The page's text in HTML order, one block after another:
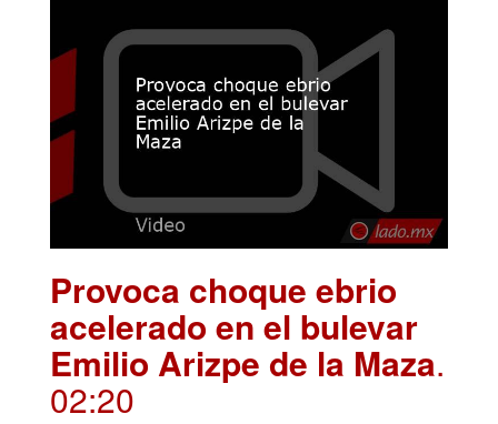
Provoca choque ebrio
acelerado en el bulevar
Emilio Arizpe de la Maza.
02:20